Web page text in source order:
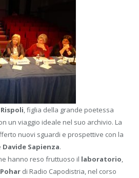
, figlia della grande poetessa
un viaggio ideale nel suo archivio. La
nuovi sguardi e prospettive con la
Davide Sapienza.
hanno reso fruttuoso il laboratorio,
di Radio Capodistria, nel corso